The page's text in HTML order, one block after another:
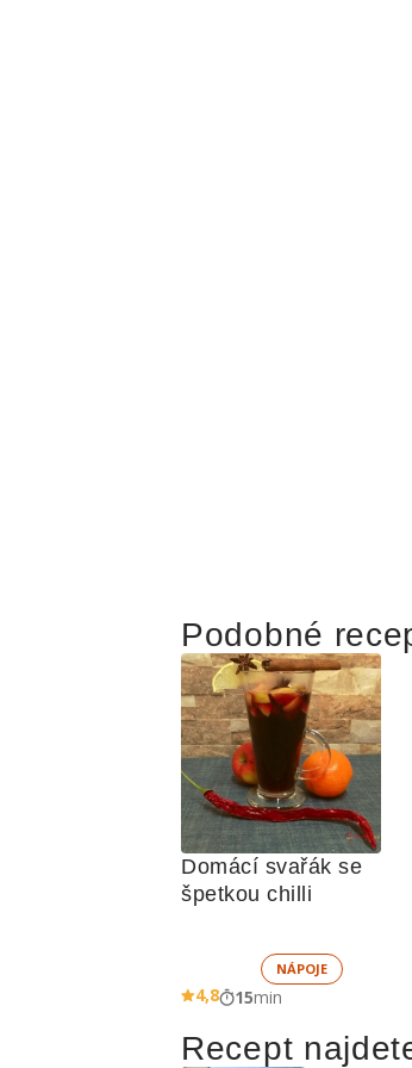
Podobné
Domácí svařák se
špetkou chilli
NÁPOJE
4,8 15min
Recept